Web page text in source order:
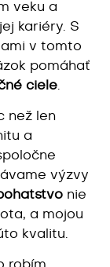
veku a
kariéry. S
v tomto
pomáhať
ciele.
než len
a
výzvy
nie
a mojou
kvalitu.